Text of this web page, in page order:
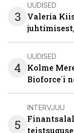
3
UUDISED
Valeria
4
UUDISED
Kolme
Bioforce´i
5
INTERVJUU